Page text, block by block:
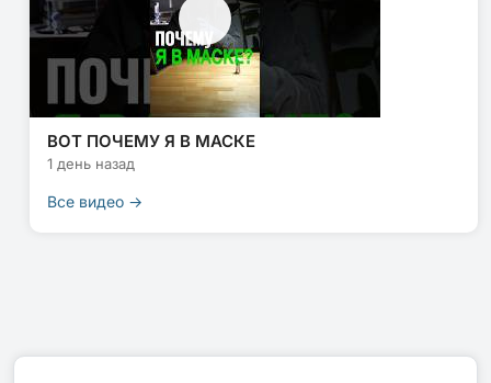
ВОТ ПОЧЕМУ Я В МАСКЕ
1 день назад
Все видео →